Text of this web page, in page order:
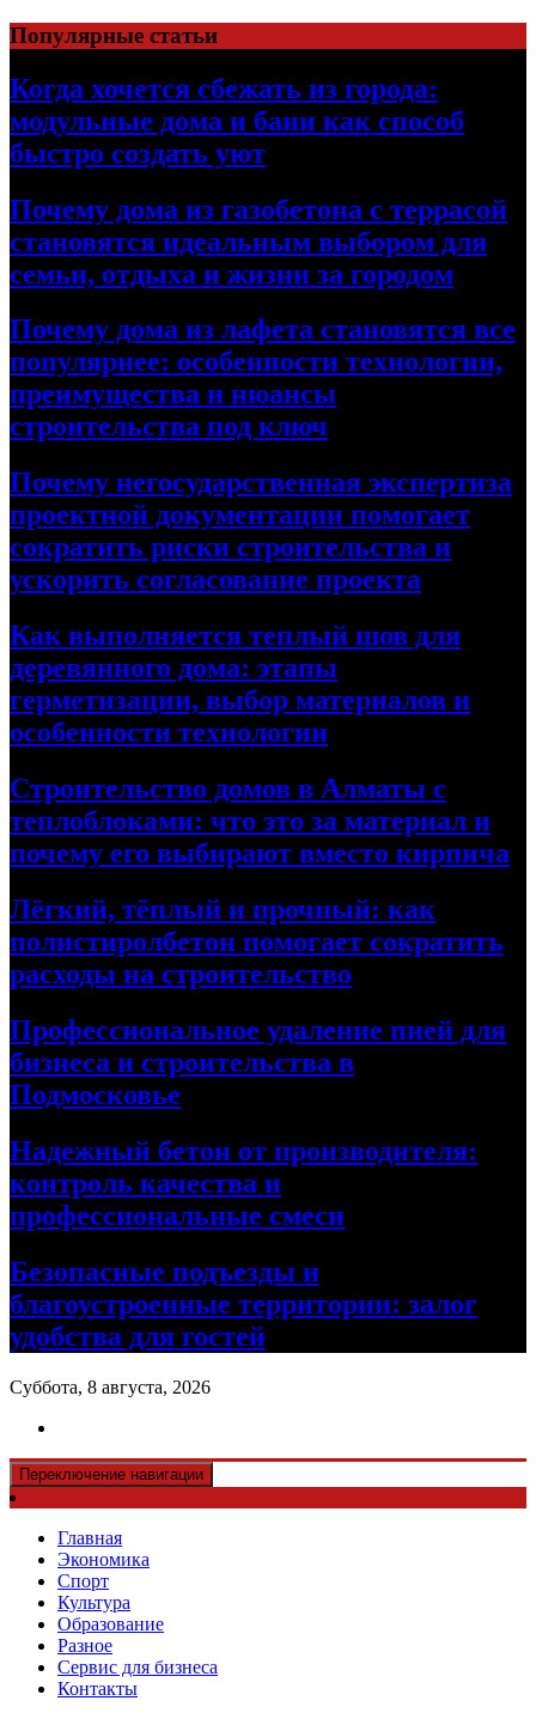
Перейти
к
содержимому
Популярные статьи
Когда хочется сбежать из города:
модульные дома и бани как способ
быстро создать уют
Почему дома из газобетона с террасой
становятся идеальным выбором для
семьи, отдыха и жизни за городом
Почему дома из лафета становятся все
популярнее: особенности технологии,
преимущества и нюансы
строительства под ключ
Почему негосударственная экспертиза
проектной документации помогает
сократить риски строительства и
ускорить согласование проекта
Как выполняется теплый шов для
деревянного дома: этапы
герметизации, выбор материалов и
особенности технологии
Строительство домов в Алматы с
теплоблоками: что это за материал и
почему его выбирают вместо кирпича
Лёгкий, тёплый и прочный: как
полистиролбетон помогает сократить
расходы на строительство
Профессиональное удаление пней для
бизнеса и строительства в
Подмосковье
Надежный бетон от производителя:
контроль качества и
профессиональные смеси
Безопасные подъезды и
благоустроенные территории: залог
удобства для гостей
Суббота, 8 августа, 2026
Переключение навигации
Главная
Экономика
Спорт
Культура
Образование
Разное
Сервис для бизнеса
Контакты